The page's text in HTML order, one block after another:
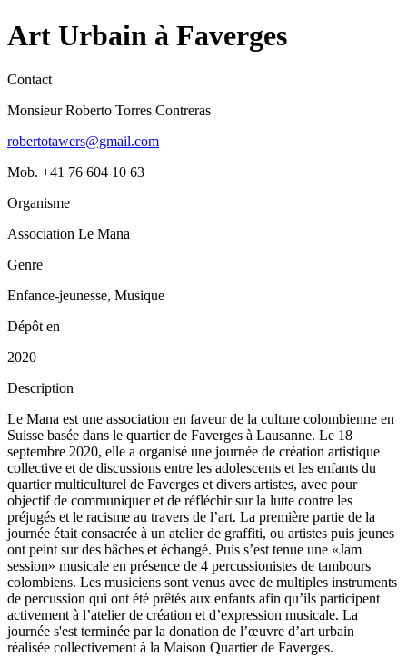
Art Urbain à Faverges
Contact
Monsieur Roberto Torres Contreras
robertotawers@gmail.com
Mob. +41 76 604 10 63
Organisme
Association Le Mana
Genre
Enfance-jeunesse, Musique
Dépôt en
2020
Description
Le Mana est une association en faveur de la culture colombienne en
Suisse basée dans le quartier de Faverges à Lausanne. Le 18
septembre 2020, elle a organisé une journée de création artistique
collective et de discussions entre les adolescents et les enfants du
quartier multiculturel de Faverges et divers artistes, avec pour
objectif de communiquer et de réfléchir sur la lutte contre les
préjugés et le racisme au travers de l’art. La première partie de la
journée était consacrée à un atelier de graffiti, ou artistes puis jeunes
ont peint sur des bâches et échangé. Puis s’est tenue une «Jam
session» musicale en présence de 4 percussionistes de tambours
colombiens. Les musiciens sont venus avec de multiples instruments
de percussion qui ont été prêtés aux enfants afin qu’ils participent
activement à l’atelier de création et d’expression musicale. La
journée s'est terminée par la donation de l’œuvre d’art urbain
réalisée collectivement à la Maison Quartier de Faverges.